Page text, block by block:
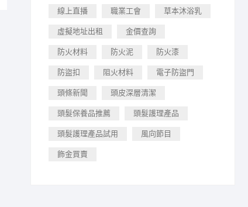
線上直播 職業工會 草本沐浴乳
虛擬地址出租 金價查詢
防火材料 防火泥 防火漆
防盜扣 阻火材料 電子防盜門
頭條新聞 頭皮深層清潔
頭髮保養品推薦 頭髮護理產品
頭髮護理產品試用 風向節目
飾金買賣